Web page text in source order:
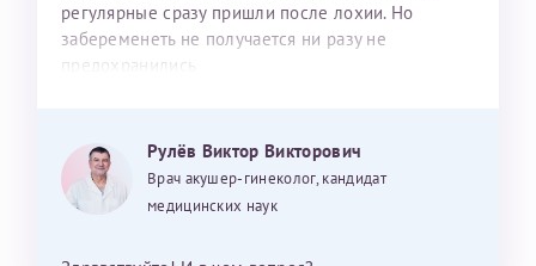
регулярные сразу пришли после лохии. Но
забеременеть не получается ни разу не
предохранились
Рулёв Виктор Викторович
Врач акушер-гинеколог, кандидат
медицинских наук
Фамилия*
Отчество*